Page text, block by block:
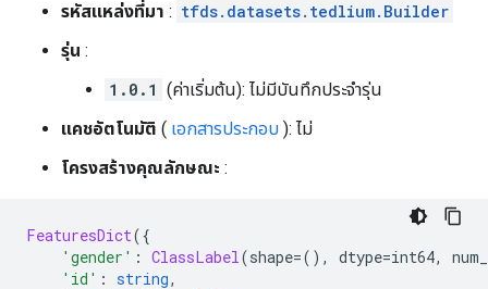
รหัสแหล่งที่มา : tfds.datasets.tedlium.Builder
รุ่น :
1.0.1 (ค่าเริ่มต้น): ไม่มีบันทึกประจำรุ่น
แคชอัตโนมัติ ( เอกสารประกอบ ): ไม่
โครงสร้างคุณลักษณะ :
FeaturesDict({
'gender' : ClassLabel(shape=(), dtype=int64,
'id' : string,